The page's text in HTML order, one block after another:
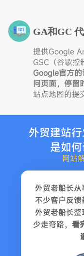
GA和GC
提供Google
GSC（谷歌控
Google官方
问页面，停留
站点地图的提
外贸建站
是如
网站
外贸老船长
不少客户反馈
外贸老船长
少走弯路， 看